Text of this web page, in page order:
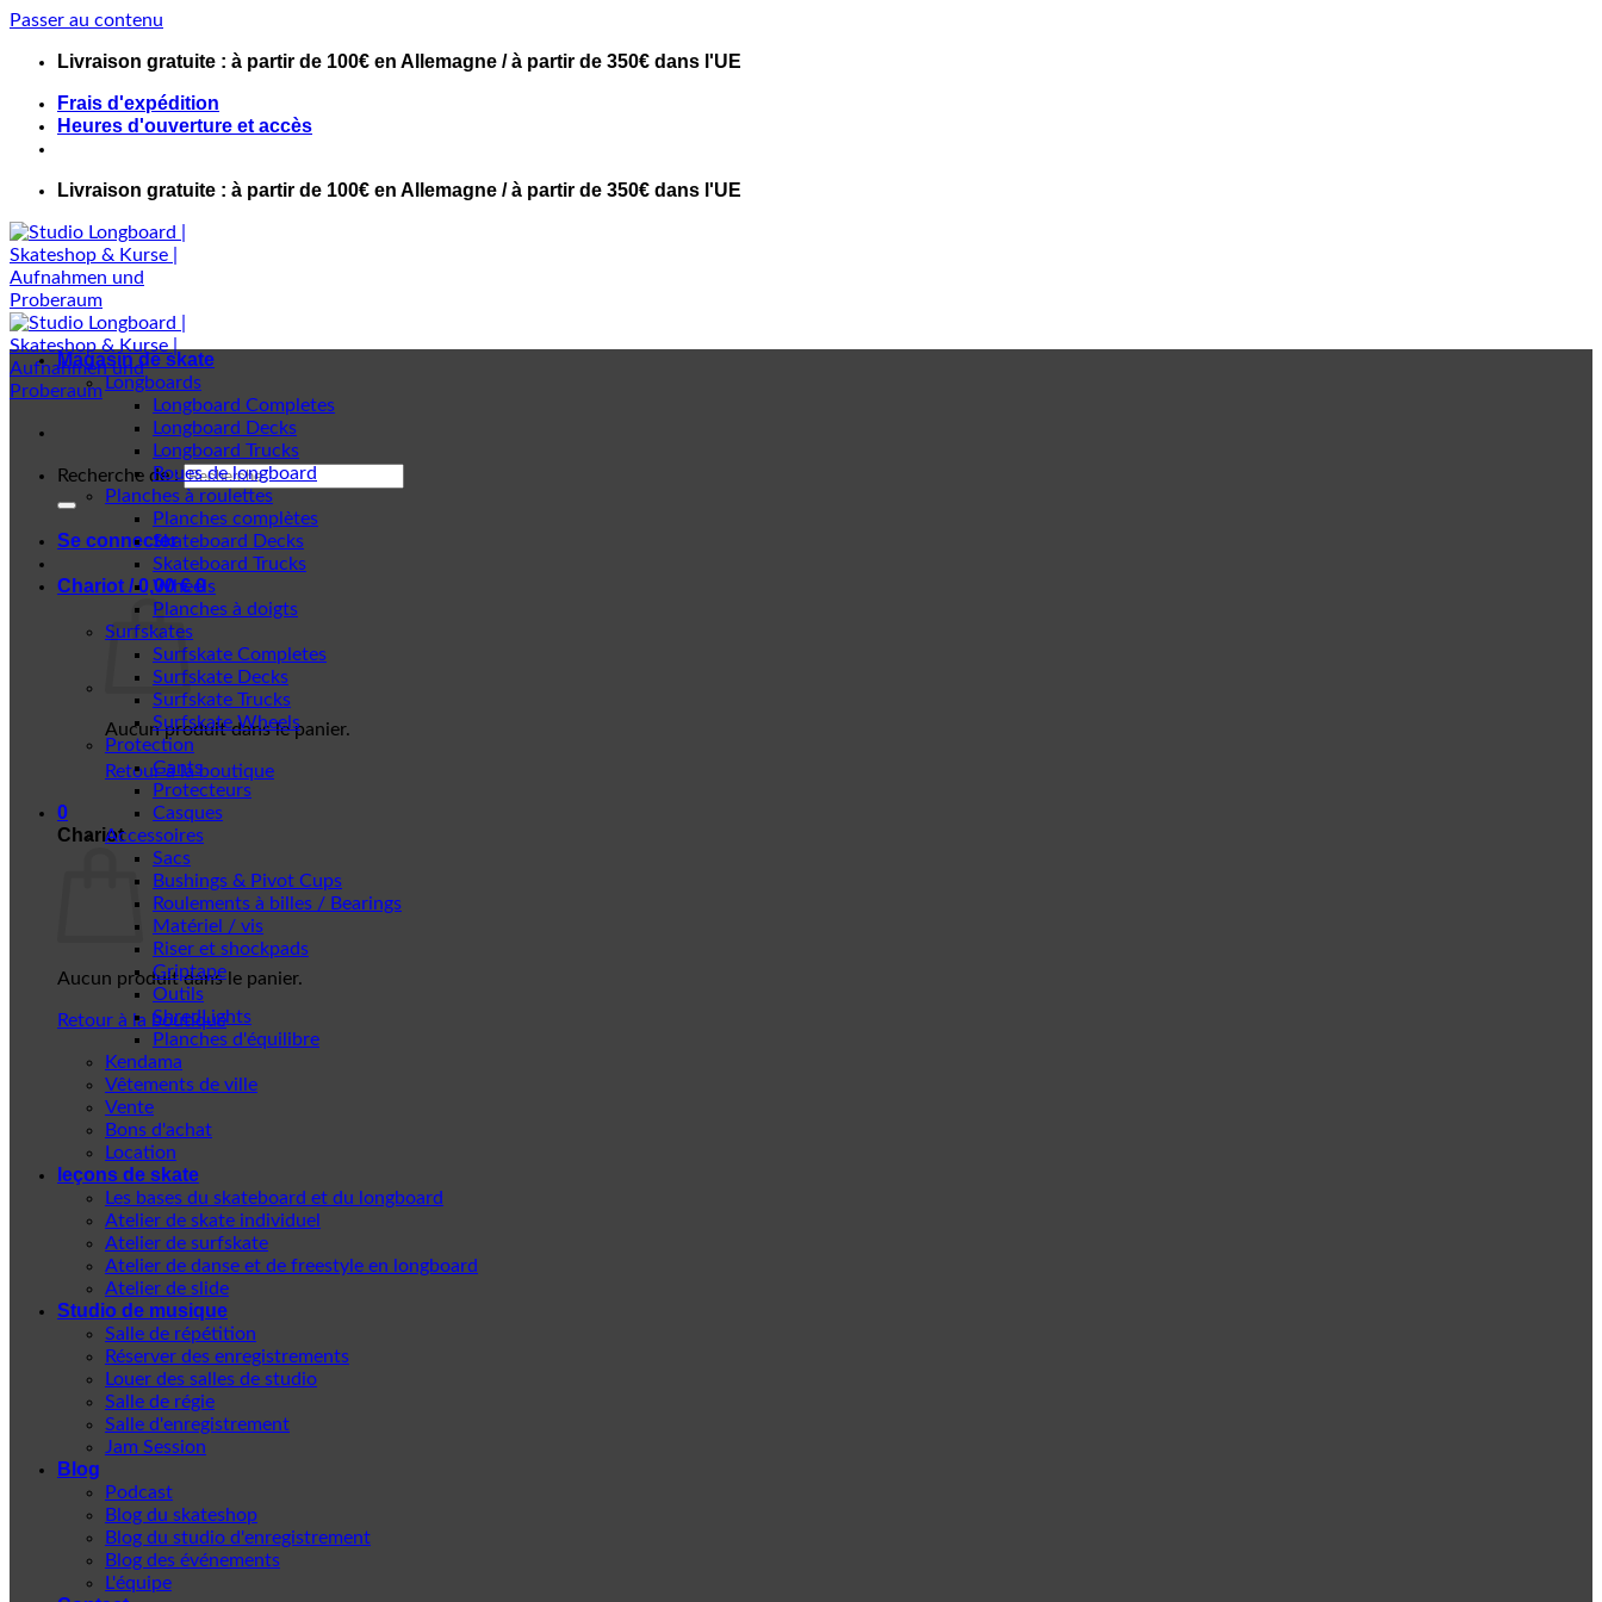
Passer au contenu
Livraison gratuite : à partir de 100€ en Allemagne / à partir de 350€ dans l'UE
Frais d'expédition
Heures d'ouverture et accès
Livraison gratuite : à partir de 100€ en Allemagne / à partir de 350€ dans l'UE
Recherche de :
Se connecter
Chariot /0,00€ 0
Aucun produit dans le panier.
Retour à la boutique
0
Chariot
Aucun produit dans le panier.
Retour à la boutique
Magasin de skate
Longboards
Longboard Completes
Longboard Decks
Longboard Trucks
Roues de longboard
Planches à roulettes
Planches complètes
Skateboard Decks
Skateboard Trucks
Wheels
Planches à doigts
Surfskates
Surfskate Completes
Surfskate Decks
Surfskate Trucks
Surfskate Wheels
Protection
Gants
Protecteurs
Casques
Accessoires
Sacs
Bushings & Pivot Cups
Roulements à billes / Bearings
Matériel / vis
Riser et shockpads
Griptape
Outils
ShredLights
Planches d'équilibre
Kendama
Vêtements de ville
Vente
Bons d'achat
Location
leçons de skate
Les bases du skateboard et du longboard
Atelier de skate individuel
Atelier de surfskate
Atelier de danse et de freestyle en longboard
Atelier de slide
Studio de musique
Salle de répétition
Réserver des enregistrements
Louer des salles de studio
Salle de régie
Salle d'enregistrement
Jam Session
Blog
Podcast
Blog du skateshop
Blog du studio d'enregistrement
Blog des événements
L'équipe